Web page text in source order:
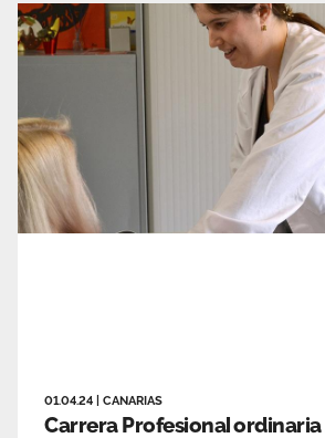
01.04.24 CANARIAS
Carrera Profesional ordinaria